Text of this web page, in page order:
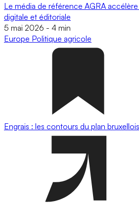
Le média de référence AGRA
digitale et éditoriale
5 mai 2026 - 4 min
Europe Politique agricole
Engrais : les contours du plan bruxellois